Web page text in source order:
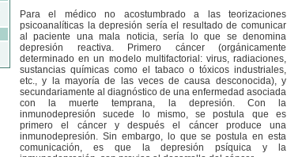
Para el médico no acostumbrado a las teorizaciones
psicoanalíticas la depresión sería el resultado de comunicar
al paciente una mala noticia, sería lo que se denomina
depresión reactiva. Primero cáncer (orgánicamente
determinado en un modelo multifactorial: virus, radiaciones,
sustancias químicas como el tabaco o tóxicos industriales,
etc., y la mayoría de las veces de causa desconocida), y
secundariamente al diagnóstico de una enfermedad asociada
con la muerte temprana, la depresión. Con la
inmunodepresión sucede lo mismo, se postula que es
primero el cáncer y después el cáncer produce una
inmunodepresión. Sin embargo, lo que se postula en esta
comunicación, es que la depresión psíquica y la